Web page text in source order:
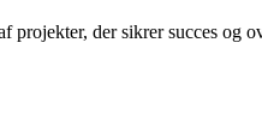
der sikrer succes og